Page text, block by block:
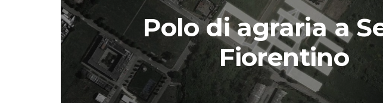
Polo di agraria a
Fiorentino
STORIE
URBAN
HEADQUARTERS. Il
il